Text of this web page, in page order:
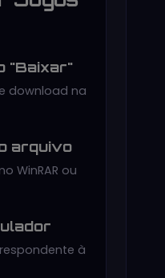
"Baixar"
download na
arquivo
WinRAR ou
à